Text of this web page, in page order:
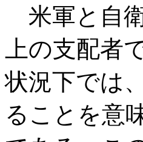
米軍と自
上の支配者
状況下では
ることを意